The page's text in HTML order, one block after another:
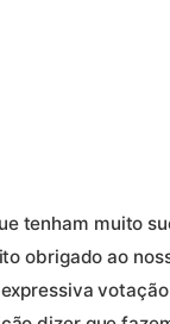
tenham muito
obrigado ao